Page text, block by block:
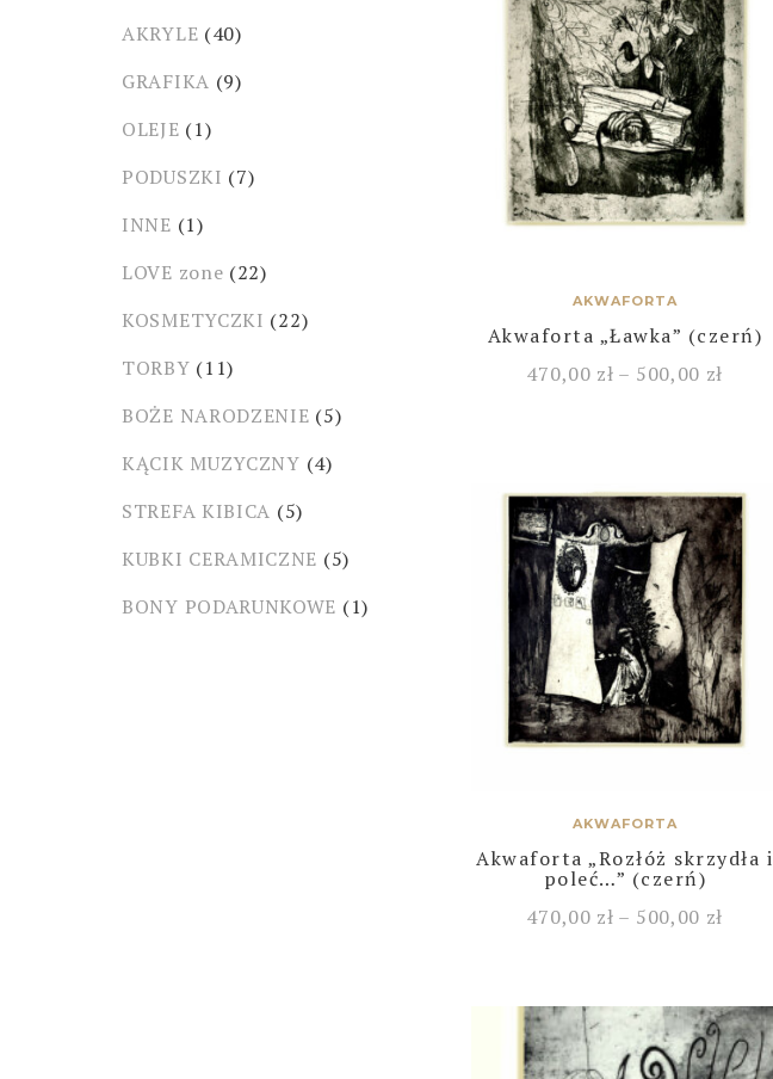
AKWAFORTA
Akwaforta „Ławka” (czerń)
470,00 zł – 500,00 zł
AKWAFORTA
Akwaforta „Rozłóż skrzydła i
poleć…” (czerń)
470,00 zł – 500,00 zł
AKRYLE (40)
GRAFIKA (9)
OLEJE (1)
PODUSZKI (7)
INNE (1)
LOVE zone (22)
KOSMETYCZKI (22)
TORBY (11)
BOŻE NARODZENIE (5)
KĄCIK MUZYCZNY (4)
STREFA KIBICA (5)
KUBKI CERAMICZNE (5)
BONY PODARUNKOWE (1)